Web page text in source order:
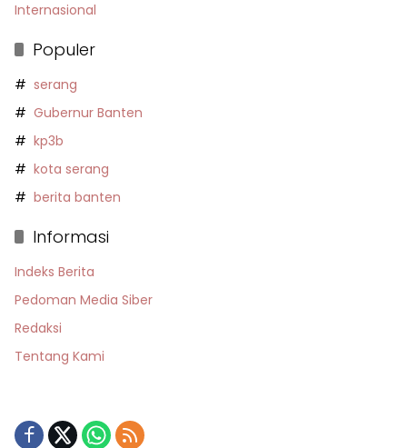
Internasional
Populer
serang
Gubernur Banten
kp3b
kota serang
berita banten
Informasi
Indeks Berita
Pedoman Media Siber
Redaksi
Tentang Kami